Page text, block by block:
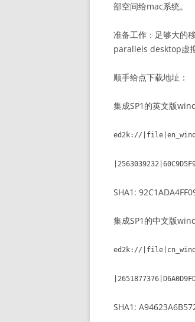
部空间给mac系统。
准备工作：足够大的
parallels desktop虚
顺手给点下载地址：
集成SP1的英文版
ed2k://
SHA1:
集成SP1的中文版
ed2k://
SHA1: